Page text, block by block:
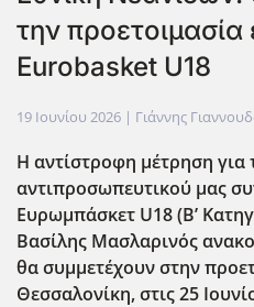
την προετοιμασία
Eurobasket U18
19 Ιουνίου 2026 | Γιάννης
Η αντίστροφη μέτρηση για
αντιπροσωπευτικού μας
Ευρωμπάσκετ U18 (Β’
Βασίλης Μασλαρινός
θα συμμετέχουν στην
Θεσσαλονίκη, στις 25